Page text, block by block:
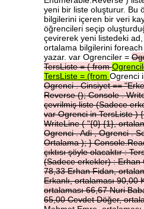
yeni bir liste oluşturur. Bu
bilgilerini içeren bir veri
öğrencileri seçip
çevirerek yeni listedeki ad,
ortalama bilgilerini foreach
yazar. var Ogrenciler =
TersListe=(from
TersListe = (from Ogrenci
Ogrenci.Cinsiyet==
Reverse();Console.
çevrilmişliste(Sadece
varOgrenciinTersListe)
WriteLine("{0}{1},
Ogrenci.Adi,Ogrenci.
Ortalama);}
çıktısışöyleolacaktır:
(Sadeceerkekler):Erhan
78,33ErhanFidan,
Erkanlı,ortalaması90,00
ortalaması66,67Nuri
65,00CevdetDöğer,